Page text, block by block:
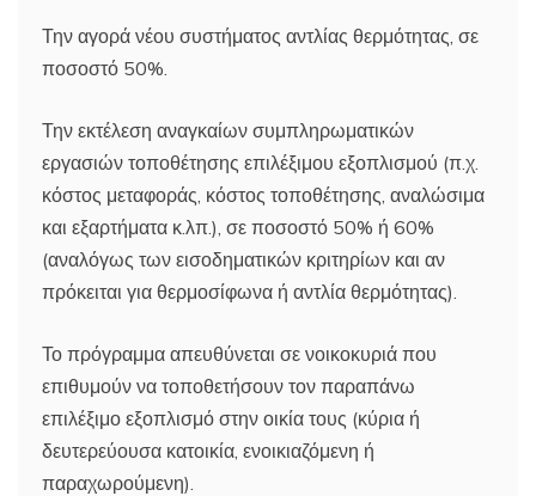
Την αγορά νέου συστήματος αντλίας θερμότητας, σε
ποσοστό 50%.
Την εκτέλεση αναγκαίων συμπληρωματικών
εργασιών τοποθέτησης επιλέξιμου εξοπλισμού (π.χ.
κόστος μεταφοράς, κόστος τοποθέτησης, αναλώσιμα
και εξαρτήματα κ.λπ.), σε ποσοστό 50% ή 60%
(αναλόγως των εισοδηματικών κριτηρίων και αν
πρόκειται για θερμοσίφωνα ή αντλία θερμότητας).
Το πρόγραμμα απευθύνεται σε νοικοκυριά που
επιθυμούν να τοποθετήσουν τον παραπάνω
επιλέξιμο εξοπλισμό στην οικία τους (κύρια ή
δευτερεύουσα κατοικία, ενοικιαζόμενη ή
παραχωρούμενη).